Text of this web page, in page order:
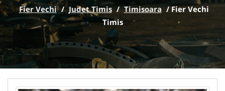
Fier Vechi / Judet Timis / Timisoara / Fier Vechi
Timis